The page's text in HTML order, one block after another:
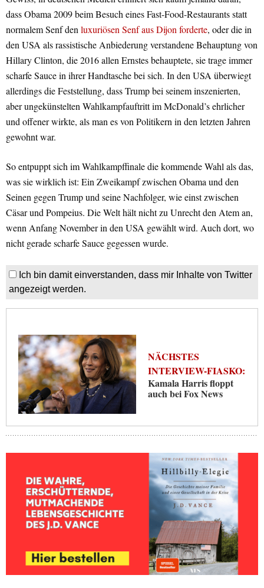
dass Obama 2009 beim Besuch eines Fast-Food-Restaurants statt
normalem Senf denluxuriösen Senf aus Dijon forderte, oder die in
den USA als rassistische Anbiederung verstandene Behauptung von
Hillary Clinton, die 2016 allen Ernstes behauptete, sie trage immer
scharfe Sauce in ihrer Handtasche bei sich. In den USA überwiegt
allerdings die Feststellung, dass Trump bei seinem inszenierten,
aber ungekünstelten Wahlkampfauftritt im McDonald’s ehrlicher
und offener wirkte, als man es von Politikern in den letzten Jahren
gewohnt war.
So entpuppt sich im Wahlkampffinale die kommende Wahl als das,
was sie wirklich ist: Ein Zweikampf zwischen Obama und den
Seinen gegen Trump und seine Nachfolger, wie einst zwischen
Cäsar und Pompeius. Die Welt hält nicht zu Unrecht den Atem an,
wenn Anfang November in den USA gewählt wird. Auch dort, wo
nicht gerade scharfe Sauce gegessen wurde.
Ich bin damit einverstanden, dass mir Inhalte von Twitter
angezeigt werden.
NÄCHSTES
INTERVIEW-FIASKO:
Kamala Harris floppt
auch bei Fox News